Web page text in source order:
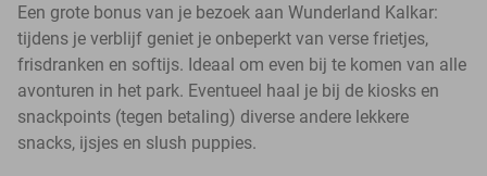
Een grote bonus van je bezoek aan Wunderland Kalkar:
tijdens je verblijf geniet je onbeperkt van verse frietjes,
frisdranken en softijs. Ideaal om even bij te komen van alle
avonturen in het park. Eventueel haal je bij de kiosks en
snackpoints (tegen betaling) diverse andere lekkere
snacks, ijsjes en slush puppies.